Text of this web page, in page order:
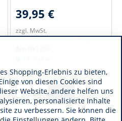
39,95 €
zzgl. MwSt.
1.5 Liter(26,63 € / 1 Liter)
Shopping-Erlebnis zu bieten,
von diesen Cookies sind
Website, andere helfen uns
personalisierte Inhalte
zu verbessern. Sie können die